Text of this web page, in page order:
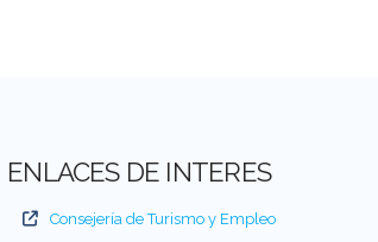
ENLACES DE INTERES
Consejería de Turismo y Empleo